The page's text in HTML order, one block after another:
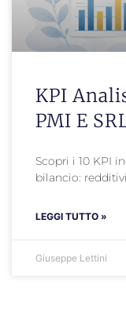
KPI
PMI E
Scopri i 10 KPI
bilancio:
LEGGI TUTTO »
Giuseppe Lettini